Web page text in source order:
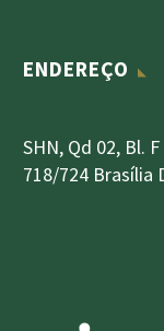
ENDEREÇO
SHN, Qd 02, Bl.
718/724 Brasília